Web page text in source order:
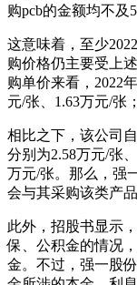
购pcb的金额均不及
这意味着，至少
购价格仍主要受上
购单价来看，2022
元/张、1.63万元/张；
相比之下，该公司
分别为2.58万元/张
万元/张。那么，强
会与其采购该类产
此外，招股书显示
保、公积金的情况
金。不过，强一股